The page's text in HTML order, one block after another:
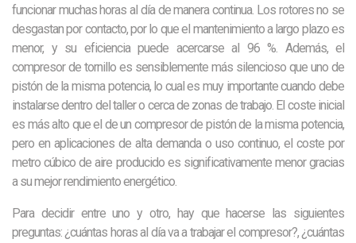
funcionar muchas horas al día de manera continua. Los rotores no se
desgastan por contacto, por lo que el mantenimiento a largo plazo es
menor, y su eficiencia puede acercarse al 96 %. Además, el
compresor de tornillo es sensiblemente más silencioso que uno de
pistón de la misma potencia, lo cual es muy importante cuando debe
instalarse dentro del taller o cerca de zonas de trabajo. El coste inicial
es más alto que el de un compresor de pistón de la misma potencia,
pero en aplicaciones de alta demanda o uso continuo, el coste por
metro cúbico de aire producido es significativamente menor gracias
a su mejor rendimiento energético.
Para decidir entre uno y otro, hay que hacerse las siguientes
preguntas: ¿cuántas horas al día va a trabajar el compresor?, ¿cuántas